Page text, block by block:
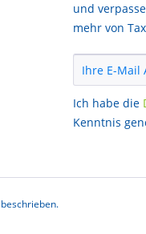
und
mehr von
Ich habe die
Kenntnis